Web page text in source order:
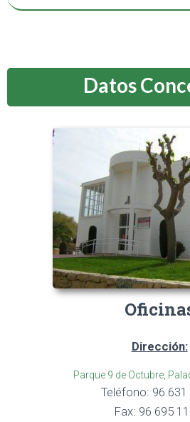
Datos
Dirección:
Parque 9 de Octubre,
Teléfono: 96 631
Fax: 96 695